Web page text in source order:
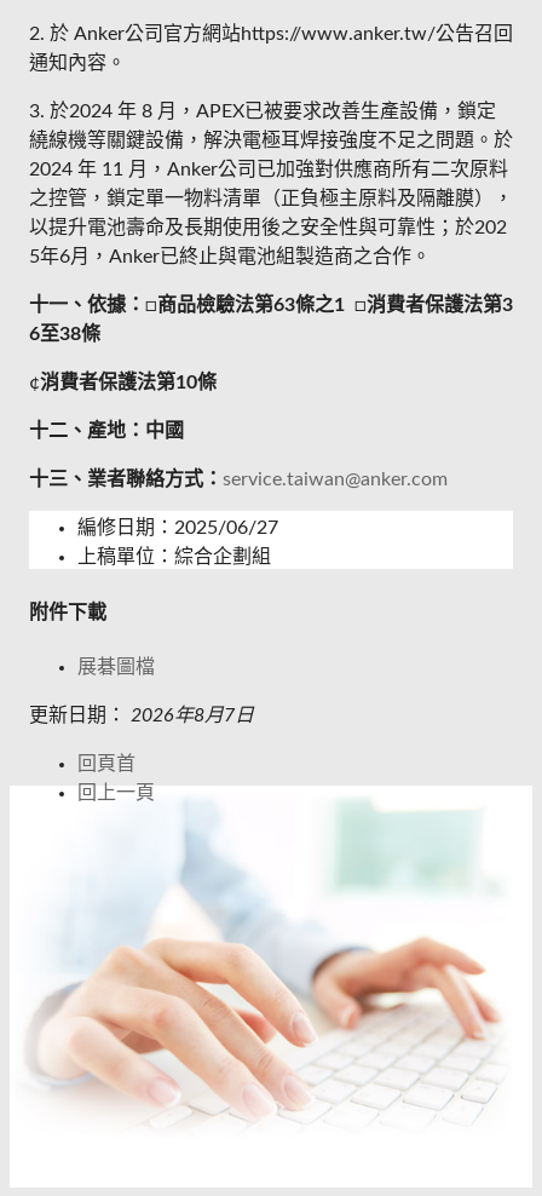
2. 於 Anker公司官方網站https://www.anker.tw/公告召回
通知內容。
3. 於2024 年 8 月，APEX已被要求改善生產設備，鎖定
繞線機等關鍵設備，解決電極耳焊接強度不足之問題。於
2024 年 11 月，Anker公司已加強對供應商所有二次原料
之控管，鎖定單一物料清單（正負極主原料及隔離膜），
以提升電池壽命及長期使用後之安全性與可靠性；於202
5年6月，Anker已終止與電池組製造商之合作。
十一、依據： □商品檢驗法第63條之1 □消費者保護法第3
6至38條
¢消費者保護法第10條
十二、產地： 中國
十三、業者聯絡方式： service.taiwan@anker.com
編修日期：2025/06/27
上稿單位：綜合企劃組
附件下載
展碁圖檔
更新日期： 2026年8月7日
回頁首
回上一頁